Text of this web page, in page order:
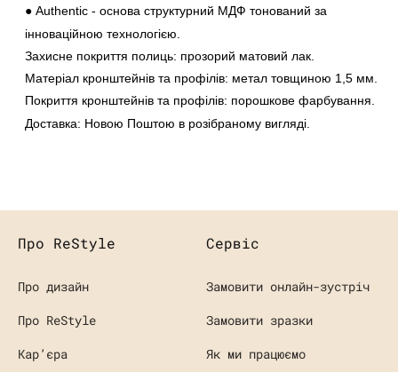
● Authentic - основа структурний МДФ тонований за
інноваційною технологією.
Захисне покриття полиць: прозорий матовий лак.
Матеріал кронштейнів та профілів: метал товщиною 1,5 мм.
Покриття кронштейнів та профілів: порошкове фарбування.
Доставка: Новою Поштою в розібраному вигляді.
Про ReStyle
Про дизайн
Про ReStyle
Кaр’єра
Сервіс
Замовити онлайн-зустріч
Замовити зразки
Як ми працюємо